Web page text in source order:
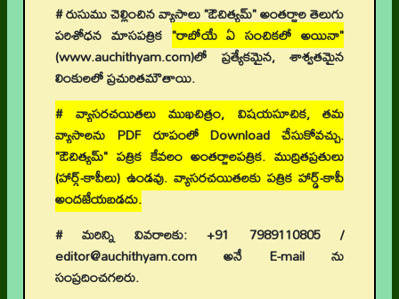
# రుసుము చెల్లించిన వ్యాసాలు "ఔచిత్యమ్" అంతర్జాల తెలుగు
పరిశోధన మాసపత్రిక "రాబోయే ఏ సంచికలో అయినా"
(www.auchithyam.com)లో ప్రత్యేకమైన, శాశ్వతమైన
లింకులలో ప్రచురితమౌతాయి.
# వ్యాసరచయితలు ముఖచిత్రం, విషయసూచిక, తమ
వ్యాసాలను PDF రూపంలో Download చేసుకోవచ్చు.
"ఔచిత్యమ్" పత్రిక కేవలం అంతర్జాలపత్రిక. ముద్రితప్రతులు
(హార్డ్-కాపీలు) ఉండవు. వ్యాసరచయితలకు పత్రిక హార్డ్-కాపీ
అందజేయబడదు.
# మరిన్ని వివరాలకు: +91 7989110805 /
editor@auchithyam.com అనే E-mail ను
సంప్రదించగలరు.